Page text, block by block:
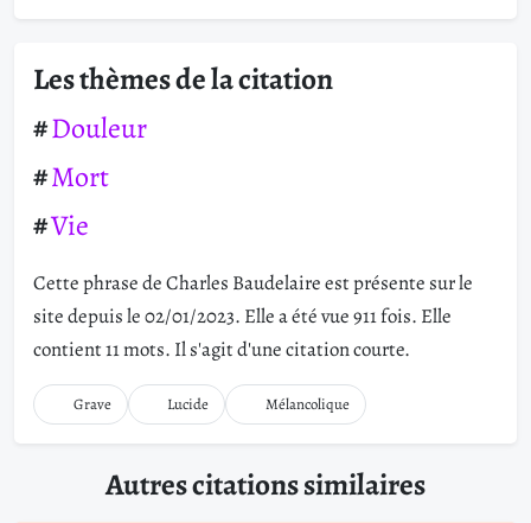
Les thèmes de la citation
Douleur
Mort
Vie
Cette phrase de Charles Baudelaire est présente sur le
site depuis le 02/01/2023. Elle a été vue 911 fois. Elle
contient 11 mots. Il s'agit d'une citation courte.
Grave Lucide Mélancolique
Autres citations similaires